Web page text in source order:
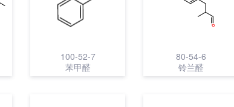
100-52-7
苯甲醛
80-54-6
铃兰醛